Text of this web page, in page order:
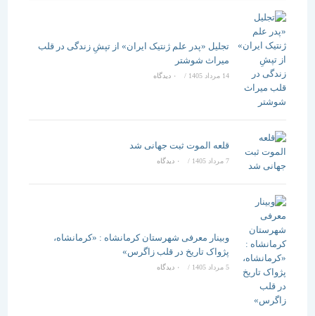
تجلیل «پدر علم ژنتیک ایران» از تپشِ زندگی در قلب
میراث شوشتر
14 مرداد 1405 / ۰ دیدگاه
قلعه الموت ثبت جهانی شد
/ ۰ دیدگاه
وبینار معرفی شهرستان کرمانشاه : «کرمانشاه،
پژواک تاریخ در قلب زاگرس»
5 مرداد 1405 / ۰ دیدگاه